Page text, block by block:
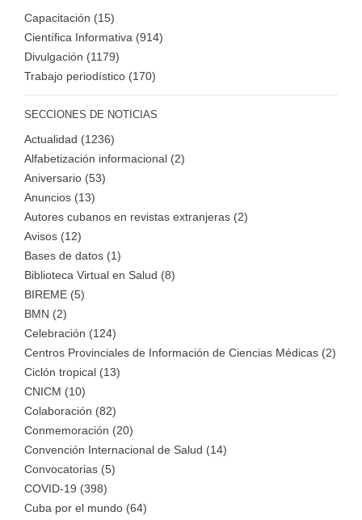
Capacitación (15)
Científica Informativa (914)
Divulgación (1179)
Trabajo periodístico (170)
SECCIONES DE NOTICIAS
Actualidad (1236)
Alfabetización informacional (2)
Aniversario (53)
Anuncios (13)
Autores cubanos en revistas extranjeras (2)
Avisos (12)
Bases de datos (1)
Biblioteca Virtual en Salud (8)
BIREME (5)
BMN (2)
Celebración (124)
Centros Provinciales de Información de Ciencias Médicas (2)
Ciclón tropical (13)
CNICM (10)
Colaboración (82)
Conmemoración (20)
Convención Internacional de Salud (14)
Convocatorias (5)
COVID-19 (398)
Cuba por el mundo (64)